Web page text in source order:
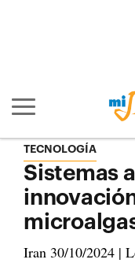
Mostrar/ocultar
TECNOLOGÍA
Sistemas
Iran 30/10/2024 |